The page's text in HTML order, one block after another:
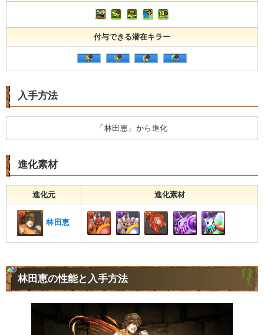
付与できる潜在キラー
入手方法
「林田恵」から進化
進化素材
進化元 進化素材
林田恵
林田恵の性能と入手方法